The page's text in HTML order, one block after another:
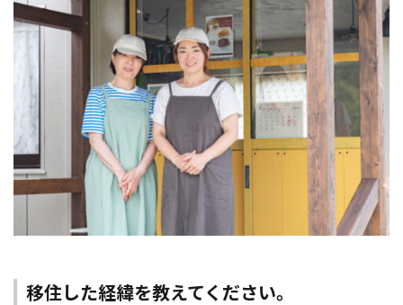
移住した経緯を教えてください。